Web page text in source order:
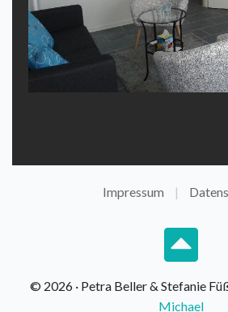
Impressum
© 2026 · Petra Beller & Stefanie
Michael